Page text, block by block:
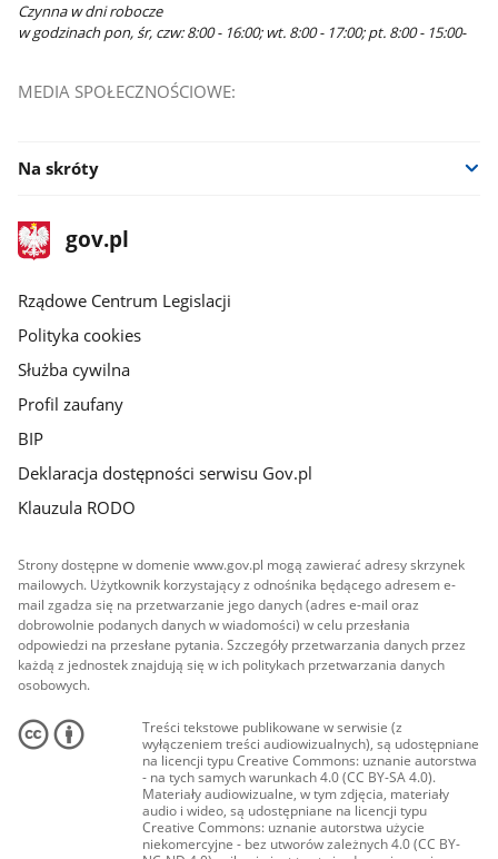
Czynna w dni robocze
w godzinach pon, śr, czw: 8:00 - 16:00; wt. 8:00 - 17:00; pt. 8:00 - 15:00-
MEDIA SPOŁECZNOŚCIOWE:
Na skróty
stopka
gov.plStrona
gov.pl
Rządowe Centrum Legislacji
Polityka cookies
Służba cywilna
Profil zaufany
BIP
Deklaracja dostępności serwisu Gov.pl
Klauzula RODO
Strony dostępne w domenie www.gov.pl mogą zawierać adresy skrzynek
mailowych. Użytkownik korzystający z odnośnika będącego adresem e-
mail zgadza się na przetwarzanie jego danych (adres e-mail oraz
dobrowolnie podanych danych w wiadomości) w celu przesłania
odpowiedzi na przesłane pytania. Szczegóły przetwarzania danych przez
każdą z jednostek znajdują się w ich politykach przetwarzania danych
osobowych.
Treści tekstowe publikowane w serwisie (z
wyłączeniem treści audiowizualnych), są udostępniane
na licencji typu Creative Commons: uznanie autorstwa
- na tych samych warunkach 4.0 (CC BY-SA 4.0).
Materiały audiowizualne, w tym zdjęcia, materiały
audio i wideo, są udostępniane na licencji typu
Creative Commons: uznanie autorstwa użycie
niekomercyjne - bez utworów zależnych 4.0 (CC BY-